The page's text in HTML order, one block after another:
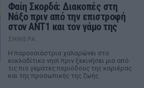
Φαίη Σκορδά: Διακοπές στη
Νάξο πριν από την επιστροφή
στον ΑΝΤ1 και τον γάμο της
ΣΉΜΕΡΑ
Η παρουσιάστρια χαλαρώνει στο
κυκλαδίτικο νησί πριν ξεκινήσει μια από
τις πιο γεμάτες περιόδους της καριέρας
και της προσωπικής της ζωής.